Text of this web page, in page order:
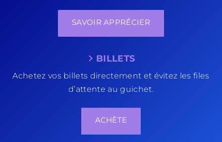
SAVOIR APPRÉCIER
BILLETS
Achetez vos billets directement et évitez les files
d’attente au guichet.
ACHÈTE